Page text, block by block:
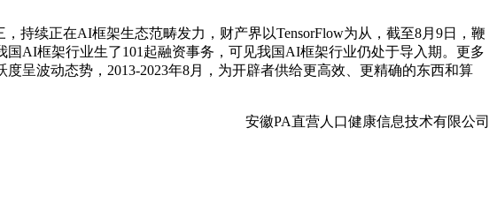
，持续正在AI框架生态范畴发力，财产界以TensorFlow为从，截至8月9日，鞭
AI框架行业生了101起融资事务，可见我国AI框架行业仍处于导入期。更多
呈波动态势，2013-2023年8月，为开辟者供给更高效、更精确的东西和算
安徽PA直营人口健康信息技术有限公司